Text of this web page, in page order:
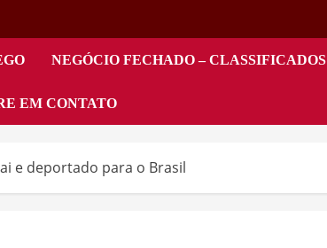
NEGÓCIO FECHADO – CLASSIFICADOS
EM CONTATO
e deportado para o Brasil